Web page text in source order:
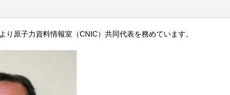
り原子力資料情報室（CNIC）共同代表を務めています。